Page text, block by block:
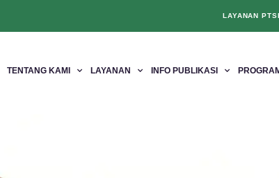
LAYANAN
TENTANG KAMI LAYANAN INFO PUBLIKASI